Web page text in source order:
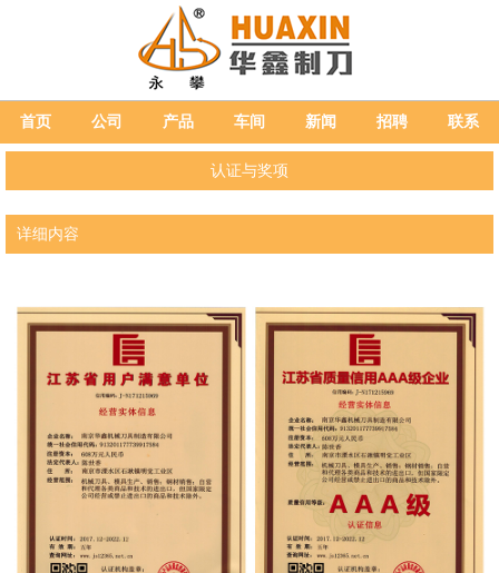
首页 公司 产品 车间 新闻 招聘 联系
认证与奖项
详细内容